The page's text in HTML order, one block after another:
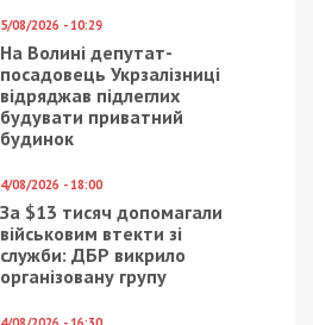
5/08/2026 - 10:29
На Волині депутат-
посадовець Укрзалізниці
відряджав підлеглих
будувати приватний
будинок
4/08/2026 - 18:00
За $13 тисяч допомагали
військовим втекти зі
служби: ДБР викрило
організовану групу